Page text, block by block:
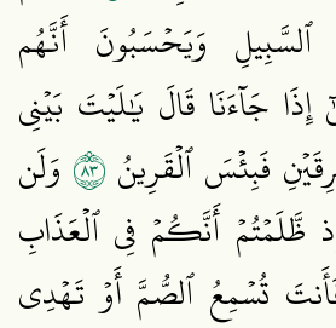
وَيَحۡسَبُونَ أَنَّهُم
إِذَا جَآءَنَا قَالَ يَٰلَيۡتَ بَيۡنِي
فَبِئۡسَ ٱلۡقَرِينُ ٣٨ وَلَن
ظَّلَمۡتُمۡ أَنَّكُمۡ فِي ٱلۡعَذَابِ
تُسۡمِعُ ٱلصُّمَّ أَوۡ تَهۡدِي